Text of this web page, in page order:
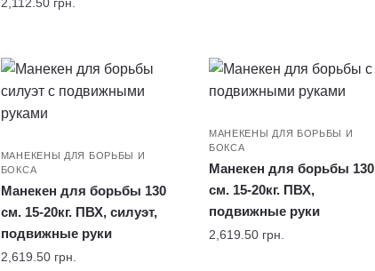
МАНЕКЕНЫ ДЛЯ БОРЬБЫ И
БОКСА
Манекен для борьбы 130
см. 15-20кг. ПВХ, силуэт,
подвижные руки
2,619.50 грн.
МАНЕКЕНЫ ДЛЯ БОРЬБЫ И
БОКСА
Манекен для борьбы 130
см. 15-20кг. ПВХ,
подвижные руки
2,619.50 грн.